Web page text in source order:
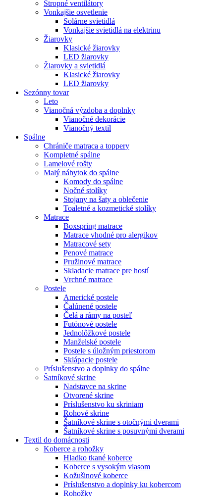
Stropné ventilátory
Vonkajšie osvetlenie
Solárne svietidlá
Vonkajšie svietidlá na elektrinu
Žiarovky
Klasické žiarovky
LED žiarovky
Žiarovky a svietidlá
Klasické žiarovky
LED žiarovky
Sezónny tovar
Leto
Vianočná výzdoba a doplnky
Vianočné dekorácie
Vianočný textil
Spálne
Chrániče matraca a toppery
Kompletné spálne
Lamelové rošty
Malý nábytok do spálne
Komody do spálne
Nočné stolíky
Stojany na šaty a oblečenie
Toaletné a kozmetické stolíky
Matrace
Boxspring matrace
Matrace vhodné pro alergikov
Matracové sety
Penové matrace
Pružinové matrace
Skladacie matrace pre hostí
Vrchné matrace
Postele
Americké postele
Čalúnené postele
Čelá a rámy na posteľ
Futónové postele
Jednolôžkové postele
Manželské postele
Postele s úložným priestorom
Sklápacie postele
Príslušenstvo a doplnky do spálne
Šatníkové skrine
Nadstavce na skrine
Otvorené skrine
Príslušenstvo ku skriniam
Rohové skrine
Šatníkové skrine s otočnými dverami
Šatníkové skrine s posuvnými dverami
Textil do domácnosti
Koberce a rohožky
Hladko tkané koberce
Koberce s vysokým vlasom
Kožušinové koberce
Príslušenstvo a doplnky ku kobercom
Rohožky